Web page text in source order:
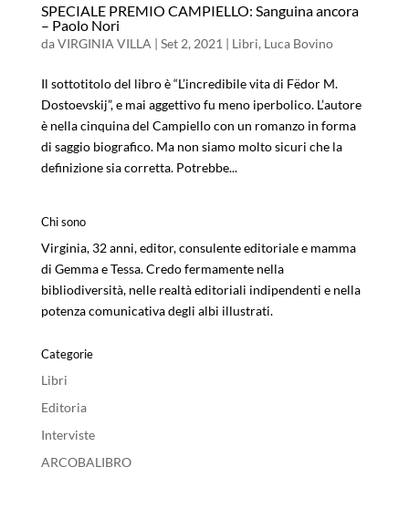
SPECIALE PREMIO CAMPIELLO: Sanguina ancora
– Paolo Nori
daVIRGINIA VILLA | Set 2, 2021 | Libri, Luca Bovino
Il sottotitolo del libro è “L’incredibile vita di Fëdor M.
Dostoevskij”, e mai aggettivo fu meno iperbolico. L’autore
è nella cinquina del Campiello con un romanzo in forma
di saggio biografico. Ma non siamo molto sicuri che la
definizione sia corretta. Potrebbe...
Chi sono
Virginia, 32 anni, editor, consulente editoriale e mamma
di Gemma e Tessa. Credo fermamente nella
bibliodiversità, nelle realtà editoriali indipendenti e nella
potenza comunicativa degli albi illustrati.
Categorie
Libri
Editoria
Interviste
ARCOBALIBRO